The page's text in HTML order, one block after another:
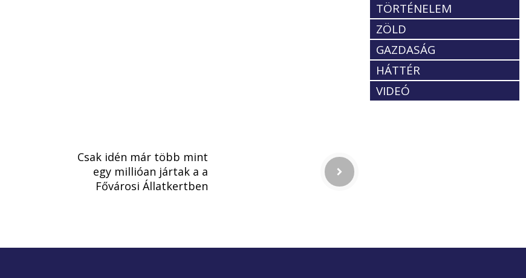
TÖRTÉNELEM
ZÖLD
GAZDASÁG
HÁTTÉR
VIDEÓ
Csak idén már több mint
egy millióan jártak a a
Fővárosi Állatkertben